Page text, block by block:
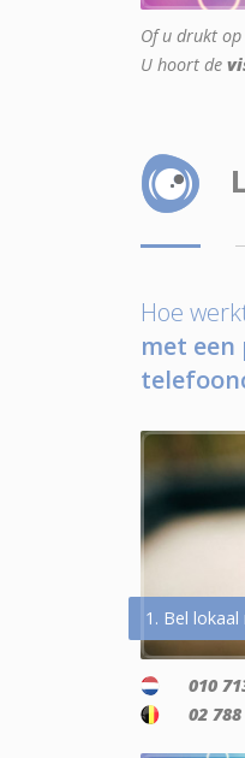
Of u drukt op
U hoort de
Hoe
met
1. Bel
010
02